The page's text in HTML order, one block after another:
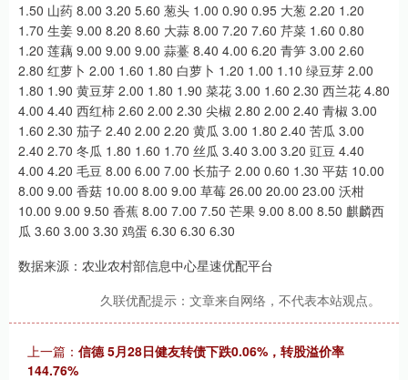
1.50 山药 8.00 3.20 5.60 葱头 1.00 0.90 0.95 大葱 2.20 1.20
1.70 生姜 9.00 8.20 8.60 大蒜 8.00 7.20 7.60 芹菜 1.60 0.80
1.20 莲藕 9.00 9.00 9.00 蒜薹 8.40 4.00 6.20 青笋 3.00 2.60
2.80 红萝卜 2.00 1.60 1.80 白萝卜 1.20 1.00 1.10 绿豆芽 2.00
1.80 1.90 黄豆芽 2.00 1.80 1.90 菜花 3.00 1.60 2.30 西兰花 4.80
4.00 4.40 西红柿 2.60 2.00 2.30 尖椒 2.80 2.00 2.40 青椒 3.00
1.60 2.30 茄子 2.40 2.00 2.20 黄瓜 3.00 1.80 2.40 苦瓜 3.00
2.40 2.70 冬瓜 1.80 1.60 1.70 丝瓜 3.40 3.00 3.20 豇豆 4.40
4.00 4.20 毛豆 8.00 6.00 7.00 长茄子 2.00 0.60 1.30 平菇 10.00
8.00 9.00 香菇 10.00 8.00 9.00 草莓 26.00 20.00 23.00 沃柑
10.00 9.00 9.50 香蕉 8.00 7.00 7.50 芒果 9.00 8.00 8.50 麒麟西
瓜 3.60 3.00 3.30 鸡蛋 6.30 6.30 6.30
数据来源：农业农村部信息中心星速优配平台
久联优配提示：文章来自网络，不代表本站观点。
上一篇： 信德 5月28日健友转债下跌0.06%，转股溢价率
144.76%